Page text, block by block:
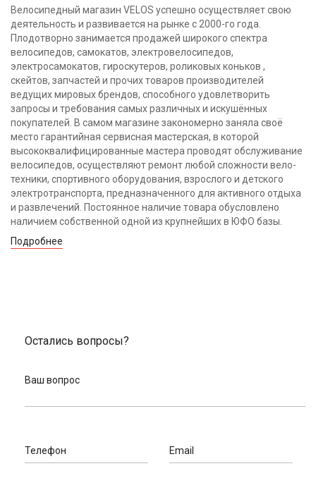
Велосипедный магазин VELOS успешно осуществляет свою
деятельность и развивается на рынке с 2000-го года.
Плодотворно занимается продажей широкого спектра
велосипедов, самокатов, электровелосипедов,
электросамокатов, гироскутеров, роликовых коньков ,
скейтов, запчастей и прочих товаров производителей
ведущих мировых брендов, способного удовлетворить
запросы и требования самых различных и искушённых
покупателей. В самом магазине закономерно заняла своё
место гарантийная сервисная мастерская, в которой
высококвалифицированные мастера проводят обслуживание
велосипедов, осуществляют ремонт любой сложности вело-
техники, спортивного оборудования, взрослого и детского
электротранспорта, предназначенного для активного отдыха
и развлечений. Постоянное наличие товара обусловлено
наличием собственной одной из крупнейших в ЮФО базы.
Подробнее
Остались вопросы?
Ваш вопрос
Телефон Email